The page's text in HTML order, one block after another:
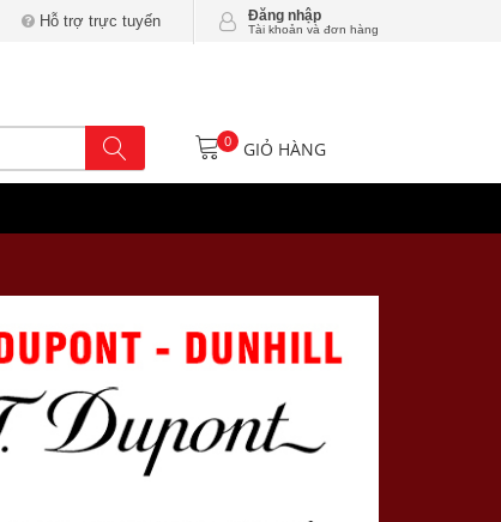
Hỗ trợ trực tuyến Đăng nhập
Tài khoản và đơn hàng
0 GIỎ HÀNG